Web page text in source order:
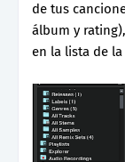
de tus
álbum y
en la lista de